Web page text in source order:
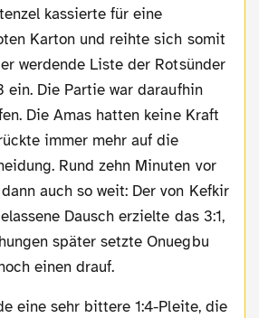
kassierte für eine
Karton und reihte sich somit
werdende Liste der Rotsünder
ein. Die Partie war daraufhin
Die Amas hatten keine Kraft
immer mehr auf die
Rund zehn Minuten vor
auch so weit: Der von Kefkir
Dausch erzielte das 3:1,
später setzte Onuegbu
einen drauf.